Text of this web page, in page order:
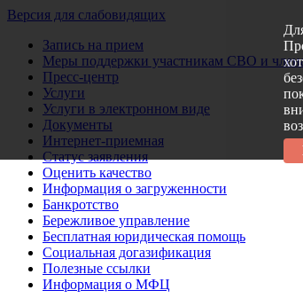
Версия для слабовидящих
Запись на прием
Меры поддержки участникам СВО и
Пресс-центр
Услуги
Услуги в электронном виде
Документы
Интернет-приемная
Статус заявления
Оценить качество
Информация о загруженности
Банкротство
Бережливое управление
Бесплатная юридическая помощь
Социальная догазификация
Полезные ссылки
Информация о МФЦ